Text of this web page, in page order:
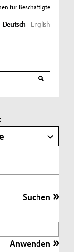
für Beschäftigte
Deutsch English